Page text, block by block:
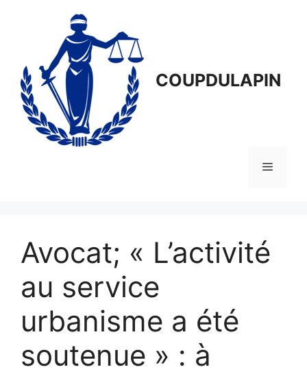
COUPDULAPIN
Menu
Avocat; « L’activité
au service
urbanisme a été
soutenue » : à